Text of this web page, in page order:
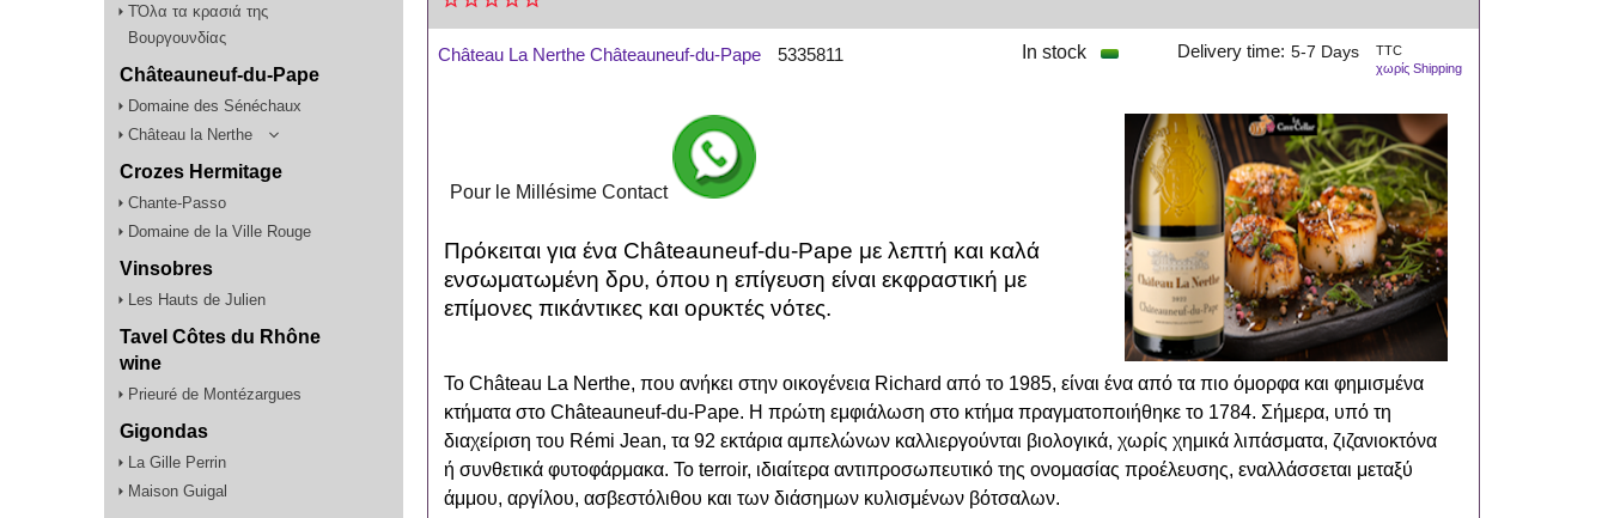
TΌλα τα κρασιά της
Βουργουνδίας
Châteauneuf-du-Pape
Domaine des Sénéchaux
Château la Nerthe
Crozes Hermitage
Chante-Passo
Domaine de la Ville Rouge
Vinsobres
Les Hauts de Julien
Tavel Côtes du Rhône
wine
Prieuré de Montézargues
Gigondas
La Gille Perrin
Maison Guigal
Château La Nerthe Châteauneuf-du-Pape 5335811
TTC
χωρίς Shipping
Delivery time: 5-7 Days
In stock
Pour le Millésime Contact
Πρόκειται για ένα Châteauneuf-du-Pape με λεπτή και καλά
ενσωματωμένη δρυ, όπου η επίγευση είναι εκφραστική με
επίμονες πικάντικες και ορυκτές νότες.
Το Château La Nerthe, που ανήκει στην οικογένεια Richard από το 1985, είναι ένα από τα πιο όμορφα και φημισμένα
κτήματα στο Châteauneuf-du-Pape. Η πρώτη εμφιάλωση στο κτήμα πραγματοποιήθηκε το 1784. Σήμερα, υπό τη
διαχείριση του Rémi Jean, τα 92 εκτάρια αμπελώνων καλλιεργούνται βιολογικά, χωρίς χημικά λιπάσματα, ζιζανιοκτόνα
ή συνθετικά φυτοφάρμακα. Το terroir, ιδιαίτερα αντιπροσωπευτικό της ονομασίας προέλευσης, εναλλάσσεται μεταξύ
άμμου, αργίλου, ασβεστόλιθου και των διάσημων κυλισμένων βότσαλων.